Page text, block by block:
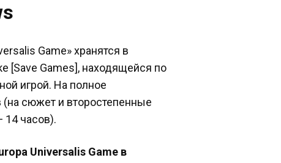
Game» хранятся в
[Save Games], находящейся по
игрой. На полное
сюжет и второстепенные
14 часов).
Universalis Game в